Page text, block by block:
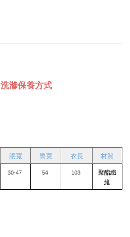
洗滌保養方式
腰寬 臀寬 衣長 材質
30-47 54 103
聚酯纖
維